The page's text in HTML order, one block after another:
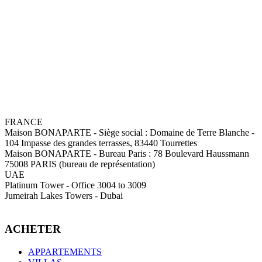
FRANCE
Maison BONAPARTE - Siège social : Domaine de Terre Blanche -
104 Impasse des grandes terrasses, 83440 Tourrettes
Maison BONAPARTE - Bureau Paris : 78 Boulevard Haussmann
75008 PARIS (bureau de représentation)
UAE
Platinum Tower - Office 3004 to 3009
Jumeirah Lakes Towers - Dubai
ACHETER
APPARTEMENTS